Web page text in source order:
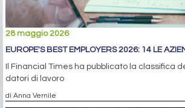
28 maggio 2026
EUROPE'S BEST EMPLOYERS 2026: 14 LE
Il Financial Times ha pubblicato la classifica
datori di lavoro
di Anna Vernile